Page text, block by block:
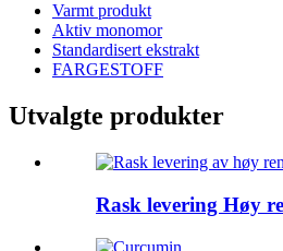
Varmt produkt
Aktiv monomor
Standardisert ekstrakt
FARGESTOFF
Utvalgte produkter
Rask levering Høy